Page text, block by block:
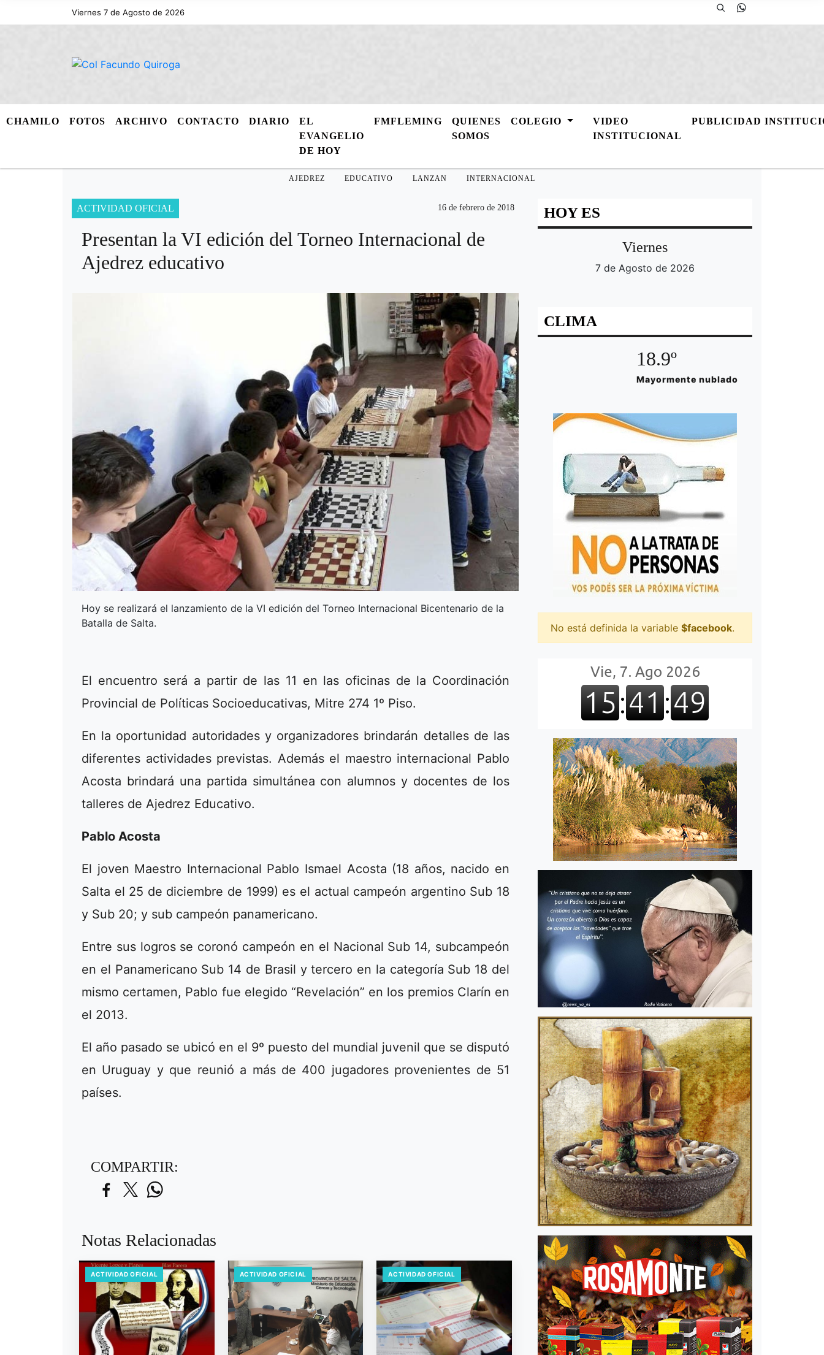
Viernes 7 de Agosto de 2026
CHAMILO FOTOS ARCHIVO CONTACTO DIARIO
EL
EVANGELIO
DE HOY
FMFLEMING
QUIENES
SOMOS
COLEGIO
VIDEO
INSTITUCIONAL
PUBLICIDAD
AJEDREZ EDUCATIVO LANZAN INTERNACIONAL
ACTIVIDAD OFICIAL 16 de febrero de 2018
Presentan la VI edición del Torneo Internacional de
Ajedrez educativo
Hoy se realizará el lanzamiento de la VI edición del Torneo Internacional Bicentenario de la
Batalla de Salta.
El encuentro será a partir de las 11 en las oficinas de la Coordinación
Provincial de Políticas Socioeducativas, Mitre 274 1º Piso.
En la oportunidad autoridades y organizadores brindarán detalles de las
diferentes actividades previstas. Además el maestro internacional Pablo
Acosta brindará una partida simultánea con alumnos y docentes de los
talleres de Ajedrez Educativo.
Pablo Acosta
El joven Maestro Internacional Pablo Ismael Acosta (18 años, nacido en
Salta el 25 de diciembre de 1999) es el actual campeón argentino Sub 18
y Sub 20; y sub campeón panamericano.
Entre sus logros se coronó campeón en el Nacional Sub 14, subcampeón
en el Panamericano Sub 14 de Brasil y tercero en la categoría Sub 18 del
mismo certamen, Pablo fue elegido “Revelación” en los premios Clarín en
el 2013.
El año pasado se ubicó en el 9º puesto del mundial juvenil que se disputó
en Uruguay y que reunió a más de 400 jugadores provenientes de 51
países.
COMPARTIR:
Notas Relacionadas
ACTIVIDAD OFICIAL ACTIVIDAD OFICIAL ACTIVIDAD OFICIAL
HOY ES
Viernes
7 de Agosto de 2026
CLIMA
18.9º
Mayormente nublado
No está definida la variable $facebook.